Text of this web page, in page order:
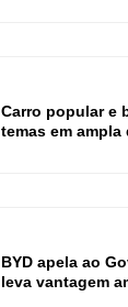
Carro popular e
temas em
BYD apela ao
leva vantagem